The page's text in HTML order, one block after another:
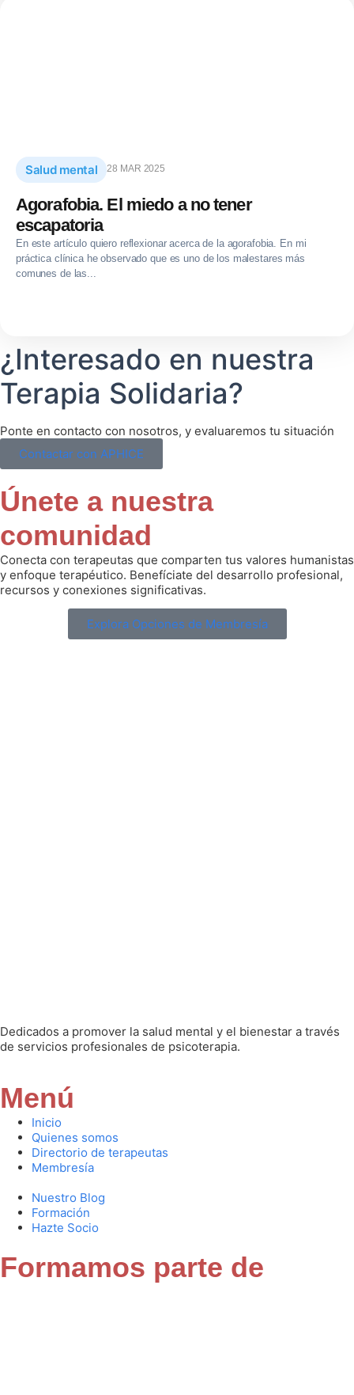
Salud mental 28 MAR 2025
Agorafobia. El miedo a no tener
escapatoria
En este artículo quiero reflexionar acerca de la agorafobia. En mi
práctica clínica he observado que es uno de los malestares más
comunes de las...
¿Interesado en nuestra
Terapia Solidaria?
Ponte en contacto con nosotros, y evaluaremos tu situación
Contactar con APHICE
Únete a nuestra
comunidad
Conecta con terapeutas que comparten tus valores humanistas
y enfoque terapéutico. Benefíciate del desarrollo profesional,
recursos y conexiones significativas.
Explora Opciones de Membresía
Dedicados a promover la salud mental y el bienestar a través
de servicios profesionales de psicoterapia.
Menú
Inicio
Quienes somos
Directorio de terapeutas
Membresía
Nuestro Blog
Formación
Hazte Socio
Formamos parte de